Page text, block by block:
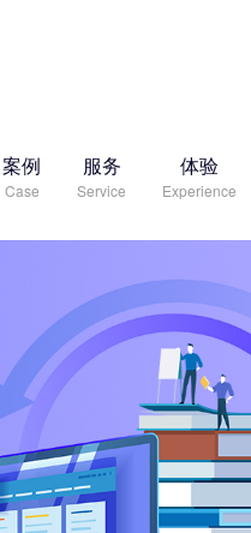
案例
Case
服务
Service
体验
Experience